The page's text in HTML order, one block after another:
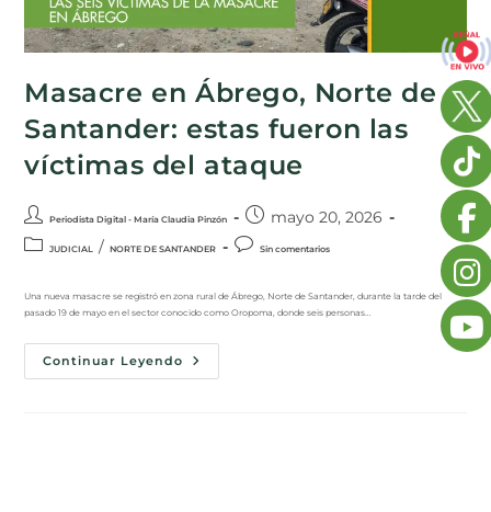
Masacre en Ábrego, Norte de
Santander: estas fueron las
víctimas del ataque
Periodista Digital - María Claudia Pinzón mayo 20, 2026
JUDICIAL / NORTE DE SANTANDER Sin comentarios
Una nueva masacre se registró en zona rural de Ábrego, Norte de Santander, durante la tarde del
pasado 19 de mayo en el sector conocido como Oropoma, donde seis personas…
Continuar Leyendo